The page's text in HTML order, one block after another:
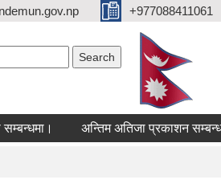
+977088411061
अन्तिम अतिजा प्रकाशन सम्बन्धमा।